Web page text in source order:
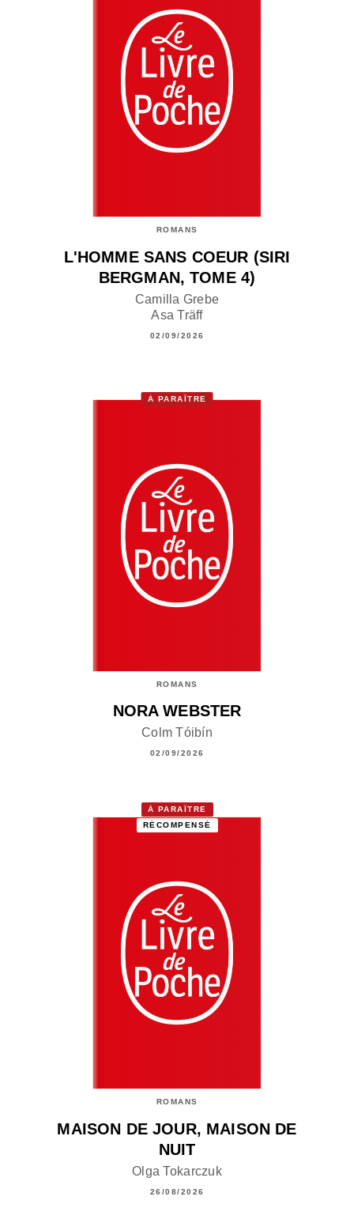
ROMANS
L'HOMME SANS COEUR (SIRI
BERGMAN, TOME 4)
Camilla Grebe
Asa Träff
02/09/2026
À PARAÎTRE
ROMANS
NORA WEBSTER
Colm Tóibín
02/09/2026
À PARAÎTRE
RÉCOMPENSÉ
ROMANS
MAISON DE JOUR, MAISON DE
NUIT
Olga Tokarczuk
26/08/2026